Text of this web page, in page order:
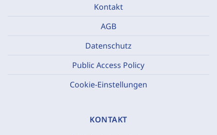
Kontakt
AGB
Datenschutz
Public Access Policy
Cookie-Einstellungen
KONTAKT